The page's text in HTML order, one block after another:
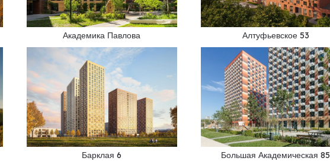
Академика Павлова Алтуфьевское 53
Барклая 6 Большая Академическая 85